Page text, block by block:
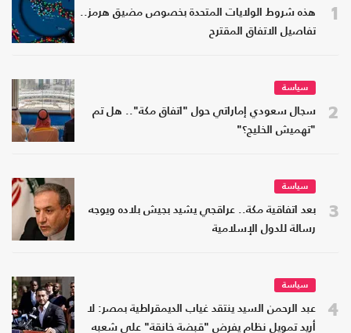
1
هذه شروط الولايات المتحدة بخصوص مضيق هرمز..
تفاصيل الاتفاق المقترح
2
سياسة
سجال سعودي إماراتي حول "اتفاق مكة".. هل تم
"تهميش الخليج؟"
3
سياسة
بعد اتفاقية مكة.. عراقجي يشيد بجيش بلاده ويوجه
رسالة للدول الإسلامية
4
سياسة
عبد الرحمن السيد ينتقد غياب الديمقراطية بمصر: لا
أريد تمويل نظام يفرض "قبضة خانقة" على شعبه